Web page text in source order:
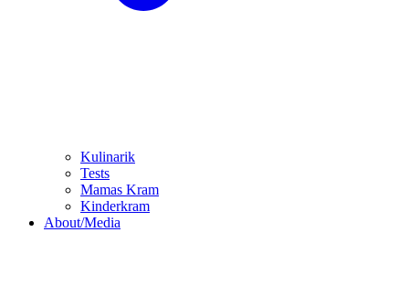
Kulinarik
Tests
Mamas Kram
Kinderkram
About/Media